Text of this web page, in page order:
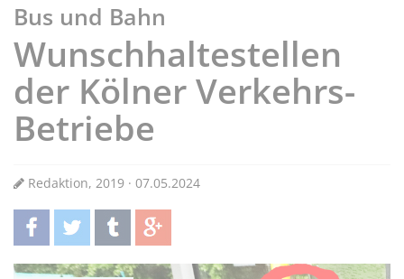
Bus und Bahn
Wunschhaltestellen
der Kölner Verkehrs-
Betriebe
Redaktion, 2019 · 07.05.2024
teilentwittern teilen teilen